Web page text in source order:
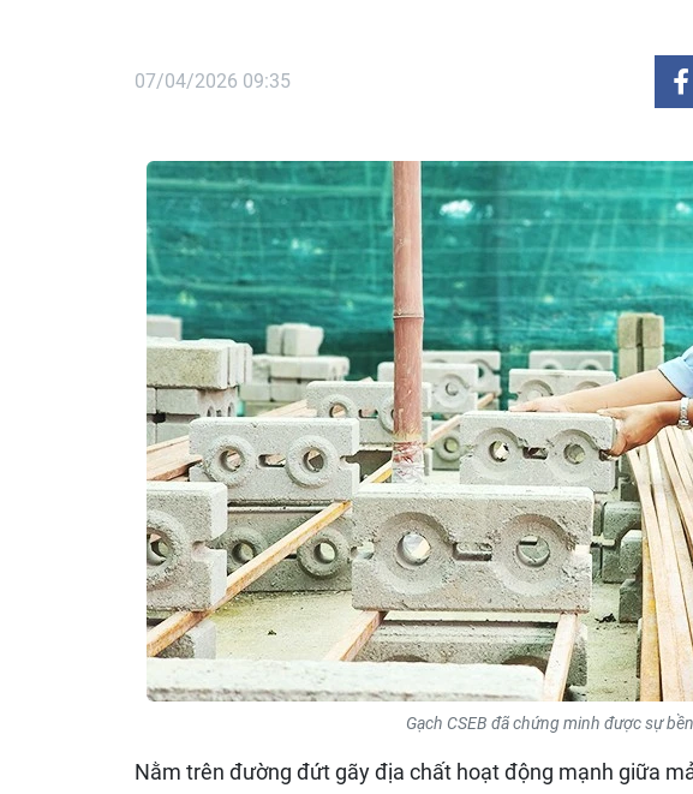
07/04/2026 09:35
Gạch CSEB đã chứng minh được sự
Nằm trên đường đứt gãy địa chất hoạt động mạnh giữa